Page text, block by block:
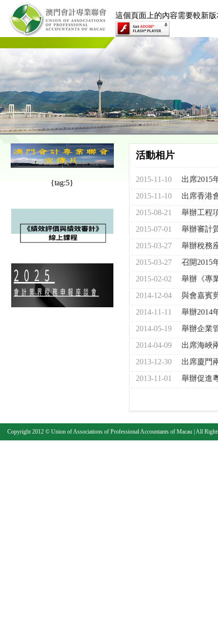
這個頁面上的內容需要較新版
{tag:5}
活動相片
2015-11-10
出席2015
2015-11-10
出席香港
2015-08-21
舉辦工程
2015-07-01
舉辦審計
2015-03-27
舉辦稅務
2015-03-27
召開2015
2015-02-02
舉辦《專
2014-12-04
與會嘉賓
2014-11-11
舉辦2014
2014-05-19
舉辦企業
2014-04-09
出席海峽
2013-12-30
出席廈門
2013-11-01
舉辦促進
Copyright 2012 © Union of Associations of Professional Accountants of Macau | All